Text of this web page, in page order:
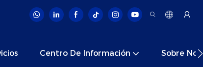
Centro De Información Sobre